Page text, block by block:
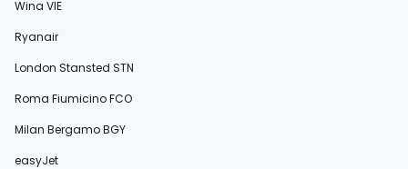
Wina VIE
Ryanair
London Stansted STN
Roma Fiumicino FCO
Milan Bergamo BGY
easyJet